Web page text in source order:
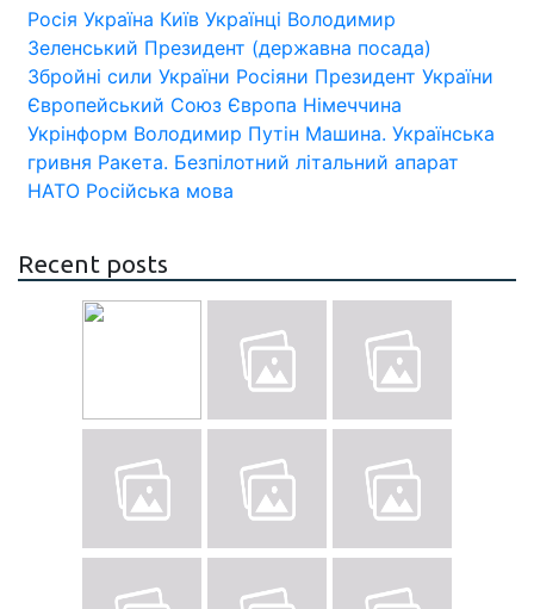
Росія Україна Київ Українці Володимир
Зеленський Президент (державна посада)
Збройні сили України Росіяни Президент України
Європейський Союз Європа Німеччина
Укрінформ Володимир Путін Машина. Українська
гривня Ракета. Безпілотний літальний апарат
НАТО Російська мова
Recent posts